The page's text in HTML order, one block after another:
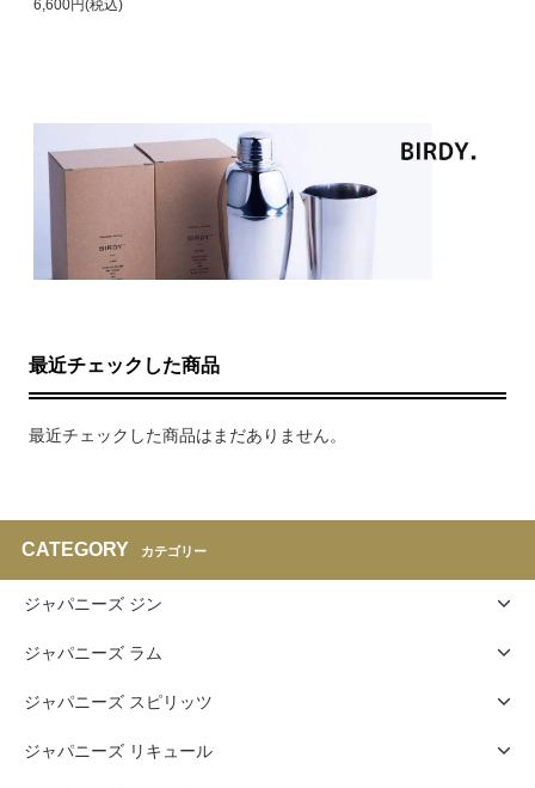
6,600円(税込)
最近チェックした商品
最近チェックした商品はまだありません。
CATEGORY カテゴリー
ジャパニーズ ジン
ジャパニーズ ラム
ジャパニーズ スピリッツ
ジャパニーズ リキュール